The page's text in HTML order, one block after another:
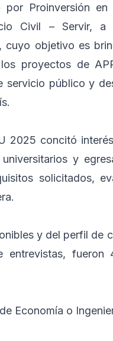
Proinversión en
Civil – Servir,
cuyo objetivo es
proyectos de
servicio público y
2025 concitó
y
solicitados,
y del perfil de
fueron
Economía o